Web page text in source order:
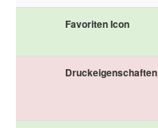
Favoriten Icon
Druckeigenschaften